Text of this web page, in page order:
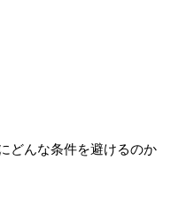
どんな条件を避けるのか